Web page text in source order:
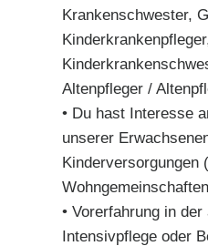
Krankenschwester,
Altenpfleger /
• Du hast Interesse
unserer
Kinderversorgungen
Wohngemeinschaften
• Vorerfahrung in
Intensivpflege oder